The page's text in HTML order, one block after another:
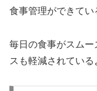
食事管理ができてい
毎日の食事がスム
スも軽減されている